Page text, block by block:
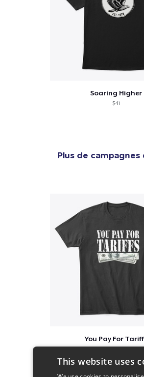
Soaring Higher
$41
Plus de campagnes
You Pay For
This website uses